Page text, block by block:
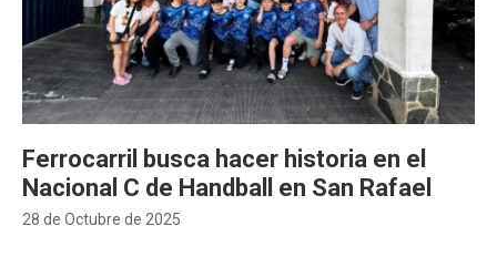
28 de Octubre de 2025
Ferrocarril busca hacer historia en el
Nacional C de Handball en San Rafael